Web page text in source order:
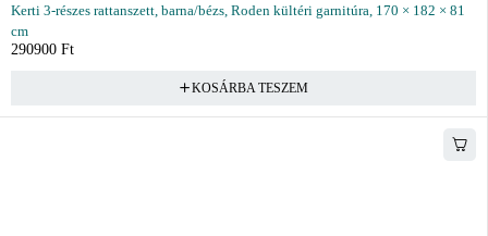
Kerti 3-részes rattanszett, barna/bézs, Roden kültéri garnitúra, 170 × 182 × 81
cm
290900 Ft
KOSÁRBA TESZEM